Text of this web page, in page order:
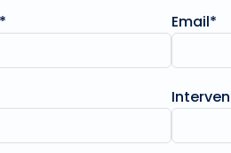
Email*